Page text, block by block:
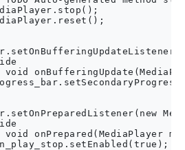
void
void onPrepared(MediaPlayer